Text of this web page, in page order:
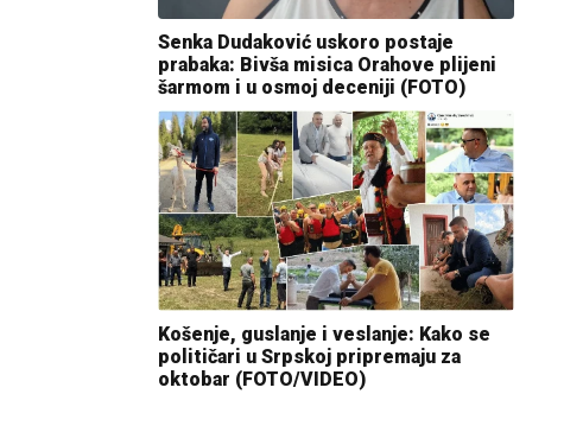
Senka Dudaković uskoro postaje
prabaka: Bivša misica Orahove plijeni
šarmom i u osmoj deceniji (FOTO)
Košenje, guslanje i veslanje: Kako se
političari u Srpskoj pripremaju za
oktobar (FOTO/VIDEO)